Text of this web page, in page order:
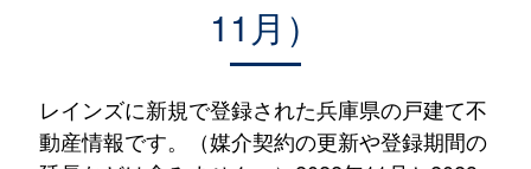
11月）
レインズに新規で登録された兵庫県の戸建て不
動産情報です。（媒介契約の更新や登録期間の